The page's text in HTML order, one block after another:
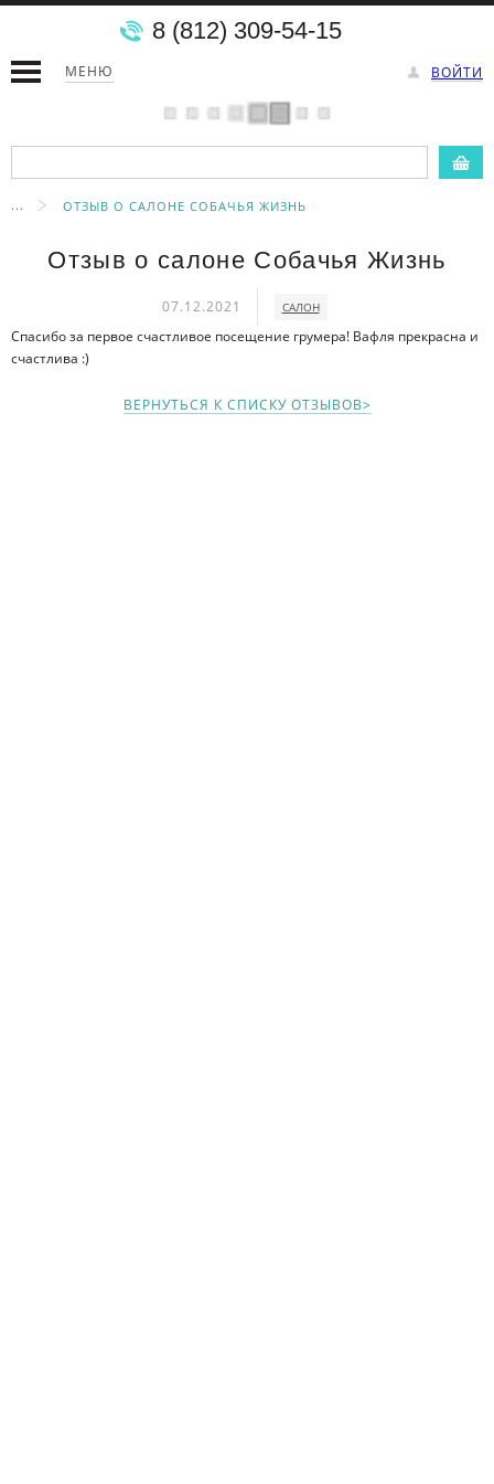
МЕНЮ ВОЙТИ
8 (812) 309-54-15
... ОТЗЫВ О САЛОНЕ СОБАЧЬЯ ЖИЗНЬ
Отзыв о салоне Собачья Жизнь
07.12.2021 САЛОН
Спасибо за первое счастливое посещение грумера! Вафля прекрасна и
счастлива :)
ВЕРНУТЬСЯ К СПИСКУ ОТЗЫВОВ